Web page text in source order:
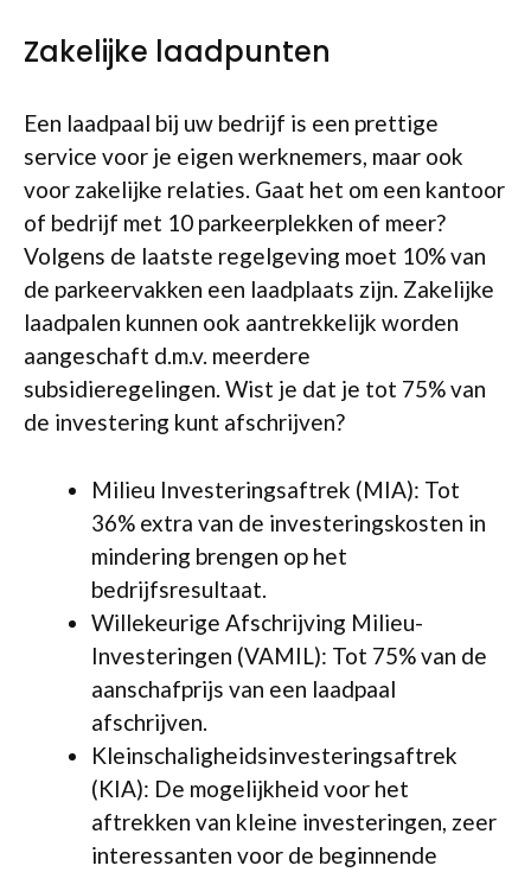
Zakelijke laadpunten
Een laadpaal bij uw bedrijf is een prettige
service voor je eigen werknemers, maar ook
voor zakelijke relaties. Gaat het om een kantoor
of bedrijf met 10 parkeerplekken of meer?
Volgens de laatste regelgeving moet 10% van
de parkeervakken een laadplaats zijn. Zakelijke
laadpalen kunnen ook aantrekkelijk worden
aangeschaft d.m.v. meerdere
subsidieregelingen. Wist je dat je tot 75% van
de investering kunt afschrijven?
Milieu Investeringsaftrek (MIA): Tot
36% extra van de investeringskosten in
mindering brengen op het
bedrijfsresultaat.
Willekeurige Afschrijving Milieu-
Investeringen (VAMIL): Tot 75% van de
aanschafprijs van een laadpaal
afschrijven.
Kleinschaligheidsinvesteringsaftrek
(KIA): De mogelijkheid voor het
aftrekken van kleine investeringen, zeer
interessanten voor de beginnende